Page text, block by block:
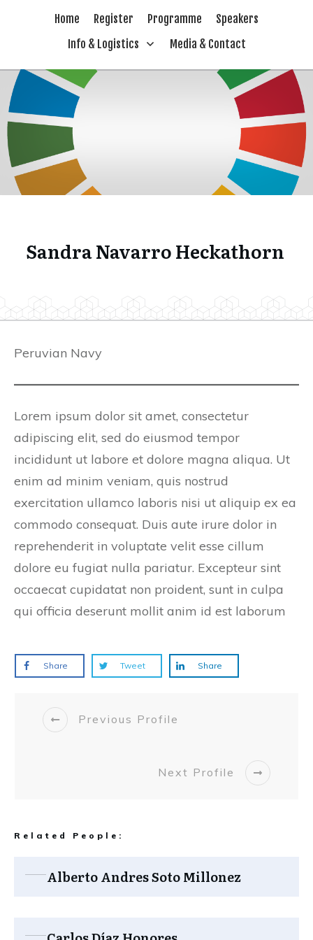
Home Register Programme
Speakers
Info & Logistics
Media & Contact
Sandra Navarro Heckathorn
Peruvian Navy
Lorem ipsum dolor sit amet, consectetur
adipiscing elit, sed do eiusmod tempor
incididunt ut labore et dolore magna aliqua. Ut
enim ad minim veniam, quis nostrud
exercitation ullamco laboris nisi ut aliquip ex ea
commodo consequat. Duis aute irure dolor in
reprehenderit in voluptate velit esse cillum
dolore eu fugiat nulla pariatur. Excepteur sint
occaecat cupidatat non proident, sunt in culpa
qui officia deserunt mollit anim id est laborum
Share Tweet Share
Previous Profile
Next Profile
Related People:
Alberto Andres Soto Millonez